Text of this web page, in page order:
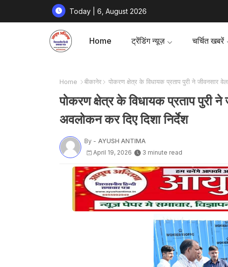
Today | 6, August 2026
Home ट्रेंडिंग न्यूज़ चर्चित खबरें
Home बीकानेर पोकरण क्षेत्र के विधायक प्रताप पुरी ने जीवनसार
पोकरण क्षेत्र के विधायक प्रताप पुरी
अवलोकन कर दिए दिशा निर्देश
By - AYUSH ANTIMA
April 19, 2026
3 minute read